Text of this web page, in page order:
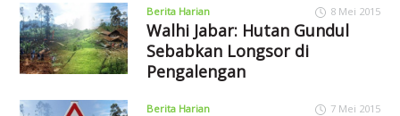
Berita Harian 8 Mei 2015
Walhi Jabar: Hutan Gundul
Sebabkan Longsor di
Pengalengan
Berita Harian 7 Mei 2015